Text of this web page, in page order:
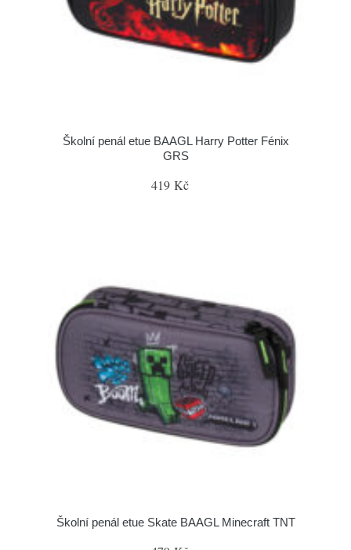
Školní penál etue BAAGL Harry Potter Fénix
GRS
419 Kč
Školní penál etue Skate BAAGL Minecraft TNT